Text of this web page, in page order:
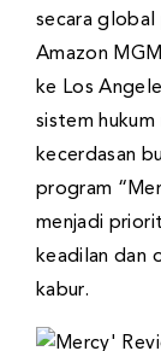
secara global
Amazon
ke Los
sistem
kecerdasan
program
menjadi
keadilan dan
kabur.